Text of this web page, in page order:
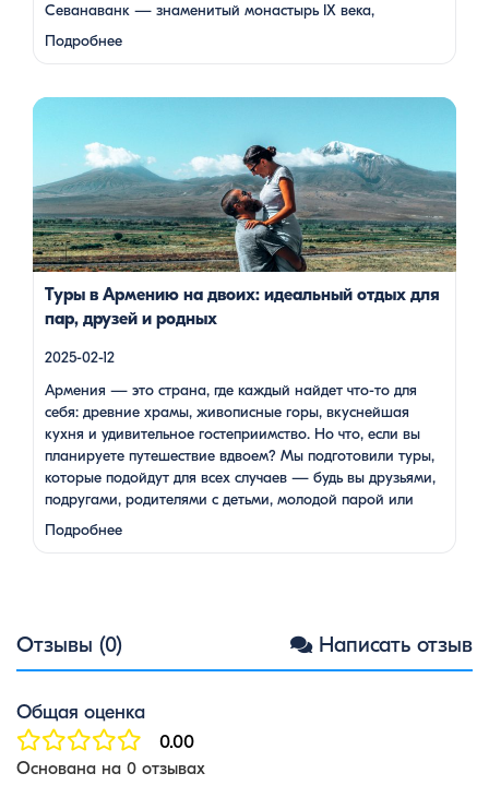
Севанаванк — знаменитый монастырь IX века,
расположенный на полуострове, а также Айраванк,
который менее известен, но не менее …
Подробнее
Армения — это страна, где каждый найдет что-то для себя:
удивительное гостеприимство. Но что, если вы планируете
путешествие вдвоем? Мы подготовили туры, которые
подойдут для всех случаев — будь вы друзьями, подругами,
родителями с детьми, молодой парой или супругами в
возрасте. Какой тур выбрать для путешествия вдвоем? 1. […]
Туры в Армению на двоих: идеальный отдых для
пар, друзей и родных
2025-02-12
Армения — это страна, где каждый найдет что-то для
себя: древние храмы, живописные горы, вкуснейшая
кухня и удивительное гостеприимство. Но что, если вы
планируете путешествие вдвоем? Мы подготовили туры,
которые подойдут для всех случаев — будь вы друзьями,
подругами, родителями с детьми, молодой парой или
супругами в возрасте. Какой тур выбрать для
путешествия вдвоем? 1. …
Подробнее
Отзывы (0) Написать отзыв
Общая оценка
0.00
Основана на 0 отзывах